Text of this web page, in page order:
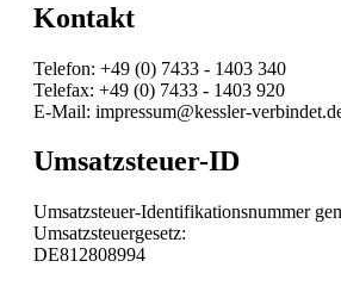
Kontakt
Telefon: +49 (0) 7433 - 1403 340
Telefax: +49 (0) 7433 - 1403 920
E-Mail: impressum@kessler-
Umsatzsteuer-ID
Umsatzsteuer-Identifikationsnummer
Umsatzsteuergesetz:
DE812808994